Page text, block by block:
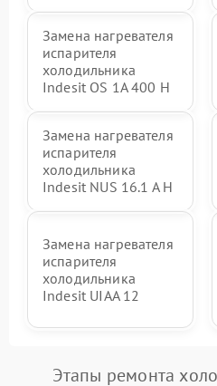
Замена нагревателя
испарителя
холодильника
Indesit OS 1A 400 H
Замена нагревателя
испарителя
холодильника
Indesit NUS 16.1 A H
Замена нагревателя
испарителя
холодильника
Indesit UIAA 12
Этапы ремонта